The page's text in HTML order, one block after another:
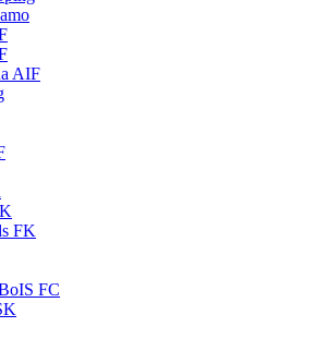
AIF
FK
FC